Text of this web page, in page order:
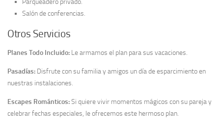
Salón de conferencias.
Otros Servicios
Planes Todo Incluido: Le armamos el plan para sus vacaciones.
Pasadías: Disfrute con su familia y amigos un día de esparcimiento en
nuestras instalaciones.
Escapes Románticos:Si quiere vivir momentos mágicos con su pareja y
celebrar fechas especiales, le ofrecemos este hermoso plan.